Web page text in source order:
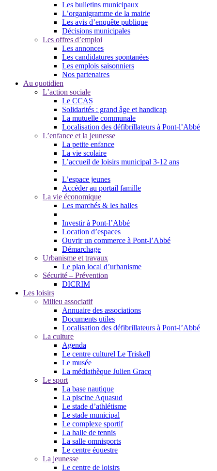
Les bulletins municipaux
L’organigramme de la mairie
Les avis d’enquête publique
Décisions municipales
Les offres d’emploi
Les annonces
Les candidatures spontanées
Les emplois saisonniers
Nos partenaires
Au quotidien
L’action sociale
Le CCAS
Solidarités : grand âge et handicap
La mutuelle communale
Localisation des défibrillateurs à Pont-l’Abbé
L’enfance et la jeunesse
La petite enfance
La vie scolaire
L’accueil de loisirs municipal 3-12 ans
L’espace jeunes
Accéder au portail famille
La vie économique
Les marchés & les halles
Investir à Pont-l’Abbé
Location d’espaces
Ouvrir un commerce à Pont-l’Abbé
Démarchage
Urbanisme et travaux
Le plan local d’urbanisme
Sécurité – Prévention
DICRIM
Les loisirs
Milieu associatif
Annuaire des associations
Documents utiles
Localisation des défibrillateurs à Pont-l’Abbé
La culture
Agenda
Le centre culturel Le Triskell
Le musée
La médiathèque Julien Gracq
Le sport
La base nautique
La piscine Aquasud
Le stade d’athlétisme
Le stade municipal
Le complexe sportif
La halle de tennis
La salle omnisports
Le centre équestre
La jeunesse
Le centre de loisirs